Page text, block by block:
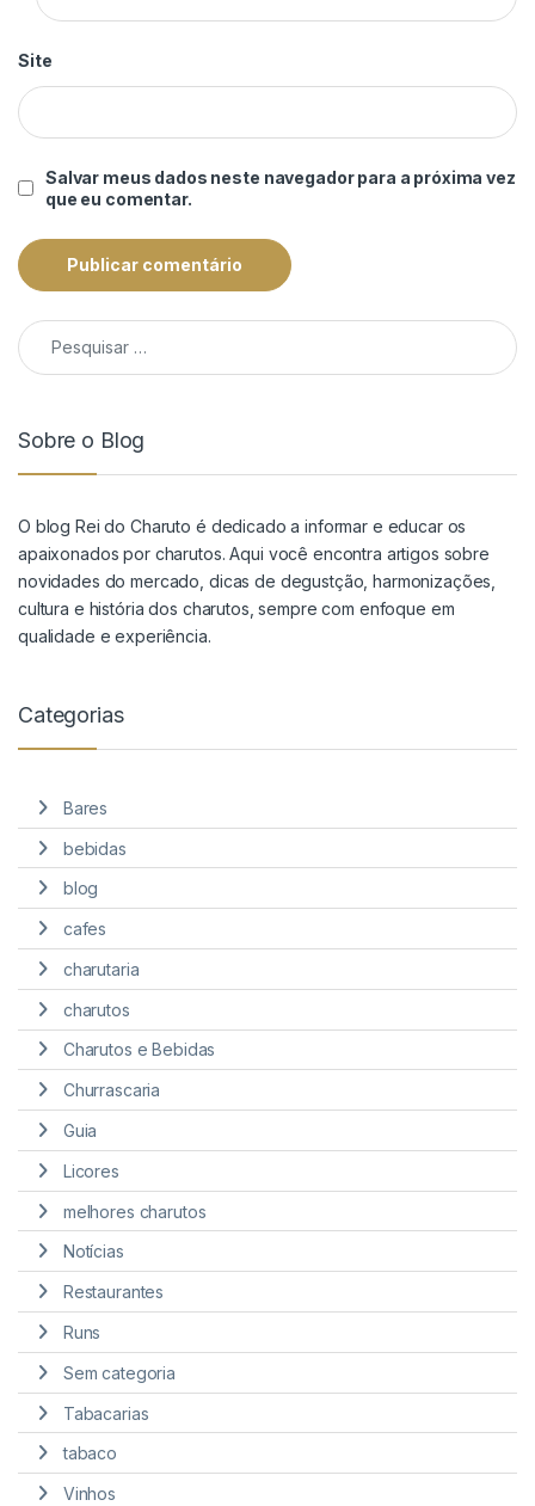
Site
Salvar meus dados neste navegador para a próxima vez
que eu comentar.
Pesquisar por:
Sobre o Blog
O blog Rei do Charuto é dedicado a informar e educar os
apaixonados por charutos. Aqui você encontra artigos sobre
novidades do mercado, dicas de degustção, harmonizações,
cultura e história dos charutos, sempre com enfoque em
qualidade e experiência.
Categorias
Bares
bebidas
blog
cafes
charutaria
charutos
Charutos e Bebidas
Churrascaria
Guia
Licores
melhores charutos
Notícias
Restaurantes
Runs
Sem categoria
Tabacarias
tabaco
Vinhos